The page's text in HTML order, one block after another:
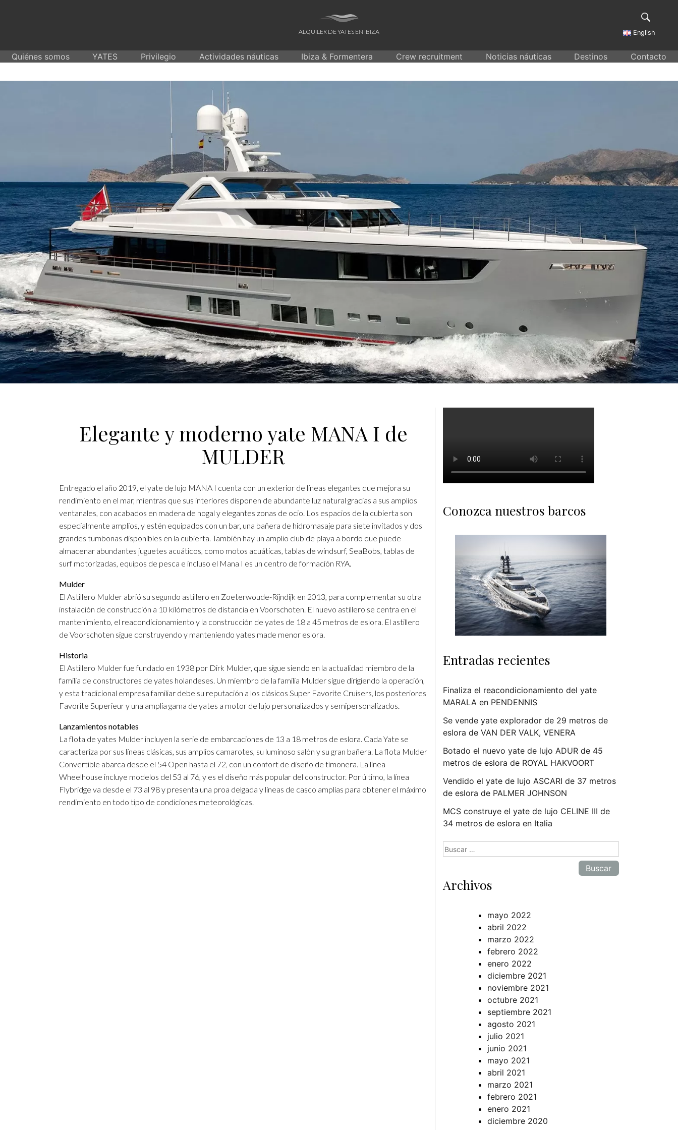
ALQUILER DE YATES EN IBIZA English
Quiénes somos YATES Privilegio Actividades náuticas Ibiza & Formentera Crew recruitment Noticias náuticas Destinos Contacto
Elegante y moderno yate MANA I de
MULDER
Entregado el año 2019, el yate de lujo MANA I cuenta con un exterior de líneas elegantes que mejora su
rendimiento en el mar, mientras que sus interiores disponen de abundante luz natural gracias a sus amplios
ventanales, con acabados en madera de nogal y elegantes zonas de ocio. Los espacios de la cubierta son
especialmente amplios, y estén equipados con un bar, una bañera de hidromasaje para siete invitados y dos
grandes tumbonas disponibles en la cubierta. También hay un amplio club de playa a bordo que puede
almacenar abundantes juguetes acuáticos, como motos acuáticas, tablas de windsurf, SeaBobs, tablas de
surf motorizadas, equipos de pesca e incluso el Mana I es un centro de formación RYA.
Mulder
El Astillero Mulder abrió su segundo astillero en Zoeterwoude-Rijndijk en 2013, para complementar su otra
instalación de construcción a 10 kilómetros de distancia en Voorschoten. El nuevo astillero se centra en el
mantenimiento, el reacondicionamiento y la construcción de yates de 18 a 45 metros de eslora. El astillero
de Voorschoten sigue construyendo y manteniendo yates made menor eslora.
Historia
El Astillero Mulder fue fundado en 1938 por Dirk Mulder, que sigue siendo en la actualidad miembro de la
familia de constructores de yates holandeses. Un miembro de la familia Mulder sigue dirigiendo la operación,
y esta tradicional empresa familiar debe su reputación a los clásicos Super Favorite Cruisers, los posteriores
Favorite Superieur y una amplia gama de yates a motor de lujo personalizados y semipersonalizados.
Lanzamientos notables
La flota de yates Mulder incluyen la serie de embarcaciones de 13 a 18 metros de eslora. Cada Yate se
caracteriza por sus líneas clásicas, sus amplios camarotes, su luminoso salón y su gran bañera. La flota Mulder
Convertible abarca desde el 54 Open hasta el 72, con un confort de diseño de timonera. La línea
Wheelhouse incluye modelos del 53 al 76, y es el diseño más popular del constructor. Por último, la línea
Flybridge va desde el 73 al 98 y presenta una proa delgada y líneas de casco amplias para obtener el máximo
rendimiento en todo tipo de condiciones meteorológicas.
Conozca nuestros barcos
Entradas recientes
Finaliza el reacondicionamiento del yate
MARALA en PENDENNIS
Se vende yate explorador de 29 metros de
eslora de VAN DER VALK, VENERA
Botado el nuevo yate de lujo ADUR de 45
metros de eslora de ROYAL HAKVOORT
Vendido el yate de lujo ASCARI de 37 metros
de eslora de PALMER JOHNSON
MCS construye el yate de lujo CELINE III de
34 metros de eslora en Italia
Buscar:
Archivos
mayo 2022
abril 2022
marzo 2022
febrero 2022
enero 2022
diciembre 2021
noviembre 2021
octubre 2021
septiembre 2021
agosto 2021
julio 2021
junio 2021
mayo 2021
abril 2021
marzo 2021
febrero 2021
enero 2021
diciembre 2020